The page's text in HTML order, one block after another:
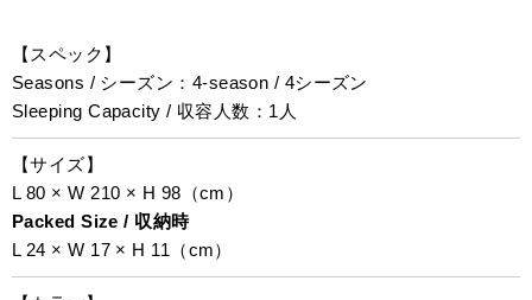
【スペック】
Seasons / シーズン：4-season / 4シーズン
Sleeping Capacity / 収容人数：1人
【サイズ】
L 80 × W 210 × H 98（cm）
Packed Size / 収納時
L 24 × W 17 × H 11（cm）